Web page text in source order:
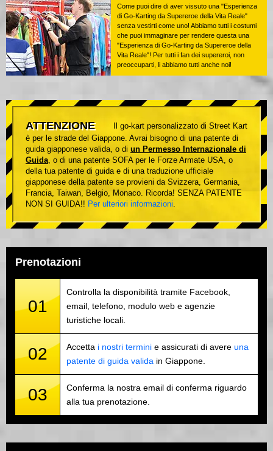
Come puoi dire di aver vissuto una "Esperienza
di Go-Karting da Supereroe della Vita Reale"
senza vestirti come uno! Abbiamo tutti i costumi
che puoi immaginare per rendere questa una
"Esperienza di Go-Karting da Supereroe della
Vita Reale"! Per tutti i fan dei supereroi, non
preoccuparti, li abbiamo tutti anche noi!
ATTENZIONE
Il go-kart personalizzato di Street Kart
è per le strade del Giappone. Avrai bisogno di una patente di
guida giapponese valida, o di un Permesso Internazionale di
Guida, o di una patente SOFA per le Forze Armate USA, o
della tua patente di guida e di una traduzione ufficiale
giapponese della patente se provieni da Svizzera, Germania,
Francia, Taiwan, Belgio, Monaco. Ricorda! SENZA PATENTE
NON SI GUIDA!! Per ulteriori informazioni.
Prenotazioni
01
Controlla la disponibilità tramite Facebook,
email, telefono, modulo web e agenzie
turistiche locali.
02 Accetta i nostri termini e assicurati di avere una
patente di guida valida in Giappone.
03
Conferma la nostra email di conferma riguardo
alla tua prenotazione.